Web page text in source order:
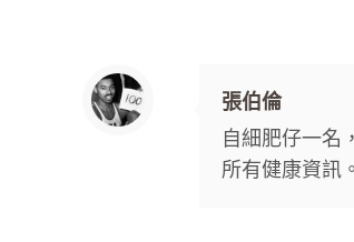
張伯倫
自細肥仔一名
所有健康資訊。